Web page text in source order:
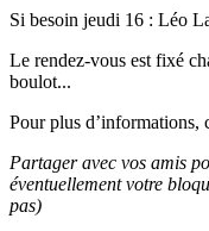
Si besoin jeudi 16 : Léo
Le rendez-vous est fixé
boulot...
Pour plus d’informations,
Partager avec vos amis
éventuellement votre
pas)